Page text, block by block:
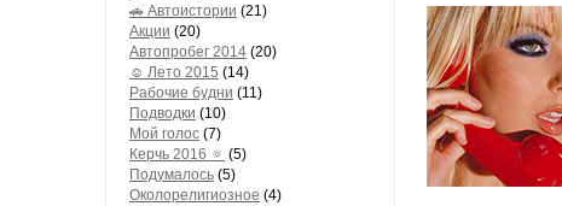
🚗 Автоистории (21)
Акции (20)
Автопробег 2014 (20)
☺ Лето 2015 (14)
Рабочие будни (11)
Подводки (10)
Мой голос (7)
Керчь 2016 🔅 (5)
Подумалось (5)
Околорелигиозное (4)